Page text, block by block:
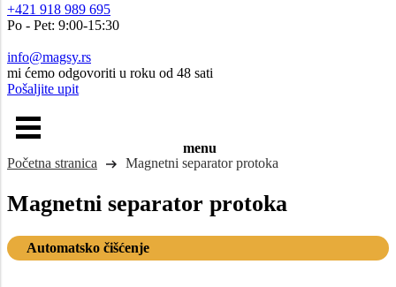
+421 918 989 695
Po - Pet: 9:00-15:30
info@magsy.rs
mi ćemo odgovoriti u roku od 48 sati
Pošaljite upit
menu
Početna stranica
Magnetni separator protoka
Magnetni separator protoka
Automatsko čišćenje